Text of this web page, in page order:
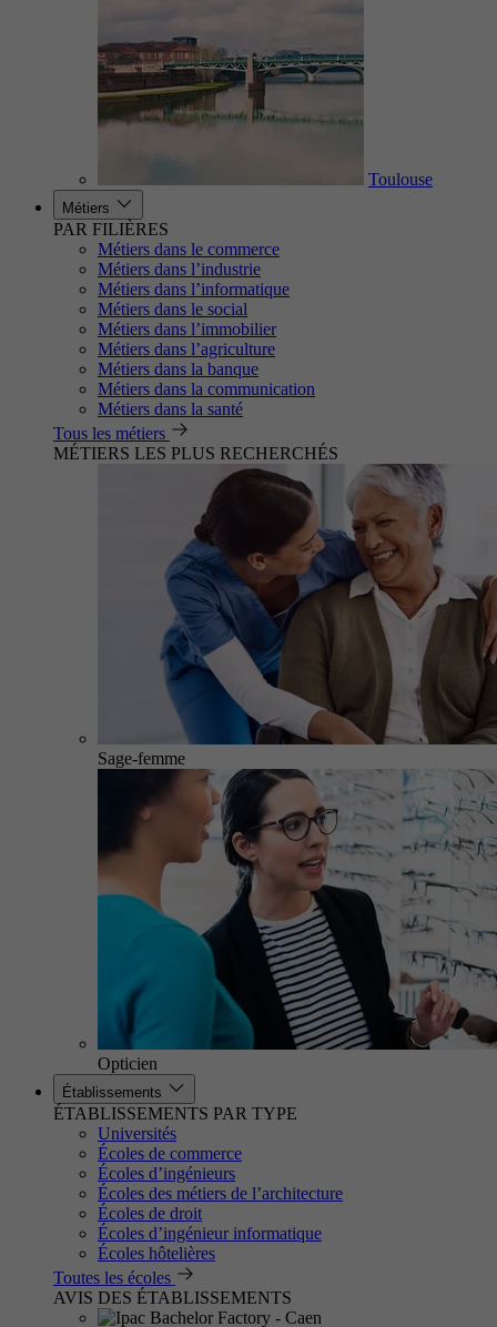
Toulouse
Métiers
PAR FILIÈRES
Métiers dans le commerce
Métiers dans l’industrie
Métiers dans l’informatique
Métiers dans le social
Métiers dans l’immobilier
Métiers dans l’agriculture
Métiers dans la banque
Métiers dans la communication
Métiers dans la santé
Tous les métiers
MÉTIERS LES PLUS RECHERCHÉS
Sage-femme
Opticien
Établissements
ÉTABLISSEMENTS PAR TYPE
Universités
Écoles de commerce
Écoles d’ingénieurs
Écoles des métiers de l’architecture
Écoles de droit
Écoles d’ingénieur informatique
Écoles hôtelières
Toutes les écoles
AVIS DES ÉTABLISSEMENTS